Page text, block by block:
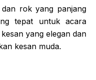
rok yang panjang
tepat untuk acara
yang elegan dan
kesan muda.